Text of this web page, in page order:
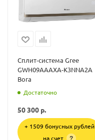
Сплит-система Gree
GWH09AAAXA-K3NNA2A
Bora
Достаточно
50 300 р.
+ 1509 бонусных рублей
на счет
?